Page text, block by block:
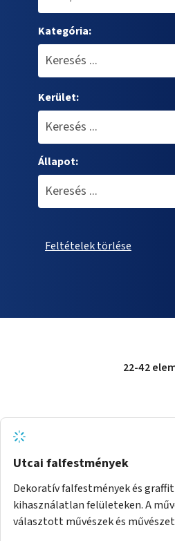
Kategória:
Kerület:
Állapot:
Feltételek törlése
22-42
Utcai falfestmények
Dekoratív falfestmények és
kihasználatlan felületeken. A
választott művészek és